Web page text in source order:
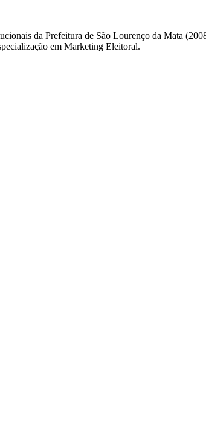
da Prefeitura de São Lourenço da Mata
em Marketing Eleitoral.